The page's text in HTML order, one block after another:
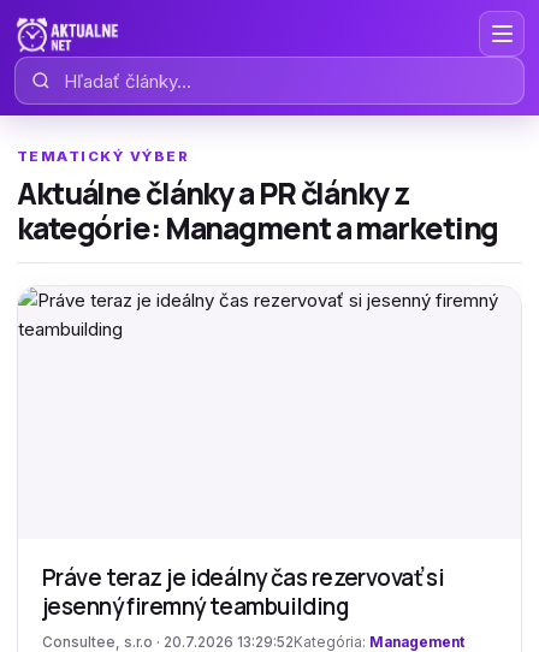
Hľadať články
TEMATICKÝ VÝBER
Aktuálne články a PR články z
kategórie: Managment a marketing
Práve teraz je ideálny čas rezervovať si
jesenný firemný teambuilding
Consultee, s.r.o · 20.7.2026 13:29:52 Kategória: Management